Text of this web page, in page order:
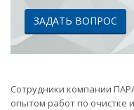
ЗАДАТЬ ВОПРОС
Сотрудники компании
опытом работ по очистке